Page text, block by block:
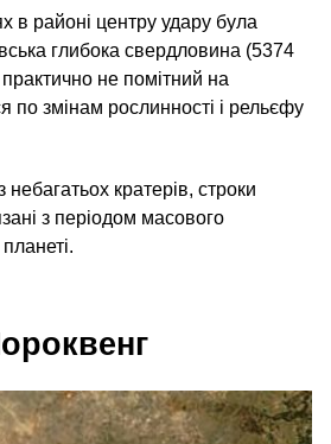
в районі центру удару була
глибока свердловина (5374
не помітний на
по змінам рослинності і рельєфу
кратерів, строки
з періодом масового